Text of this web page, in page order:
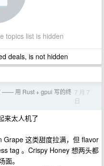
topics list is hidden
deals, is not hidden
—— 用 Rust + gpui 写的终 7 月 7
日
来太人机了
Grape 这类甜度拉满，但 flavor
tag 。Crispy Honey 想两头都
。